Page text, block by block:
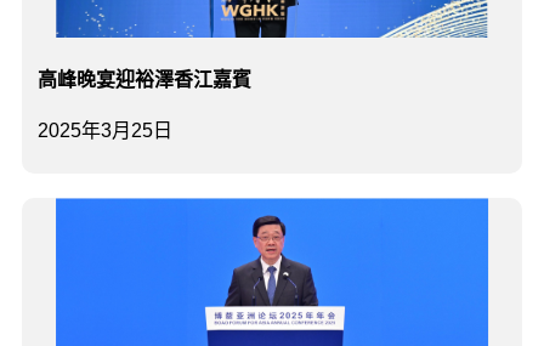
2025年3月25日
高峰晚宴迎裕澤香江嘉賓